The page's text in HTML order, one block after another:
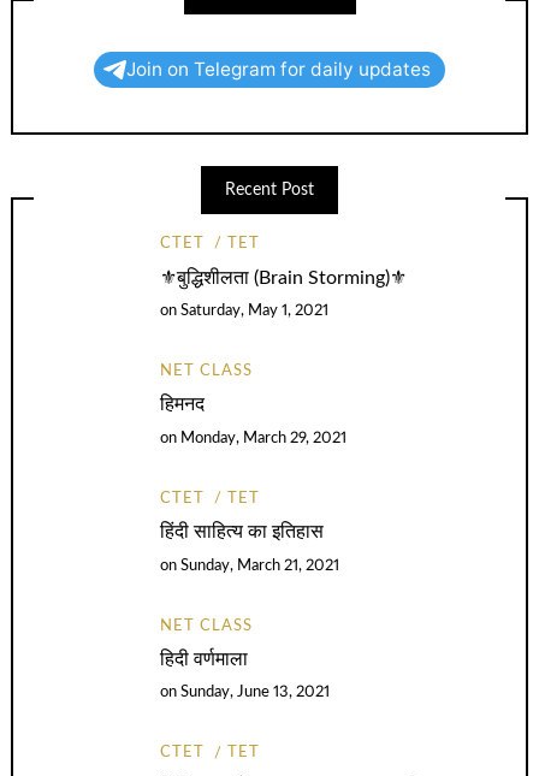
Join on Telegram for daily updates
Recent Post
CTET TET
⚜️बुद्धिशीलता (Brain Storming)⚜️
onSaturday, May 1, 2021
NET CLASS
हिमनद
on Monday, March 29, 2021
CTET TET
हिंदी साहित्य का इतिहास
onSunday, March 21, 2021
NET CLASS
हिदी वर्णमाला
onSunday, June 13, 2021
CTET TET